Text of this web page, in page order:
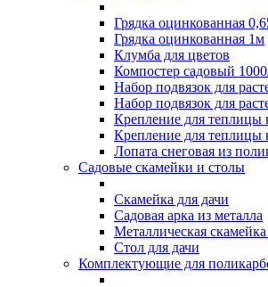
Грядка оцинкованная
Грядка оцинкованная 1м
Клумба для цветов
Компостер садовый
Набор подвязок для
Набор подвязок для
Крепление для теплицы
Крепление для теплицы
Лопата снеговая из
Садовые скамейки и столы
Скамейка для дачи
Садовая арка из металла
Металлическая
Стол для дачи
Комплектующие для